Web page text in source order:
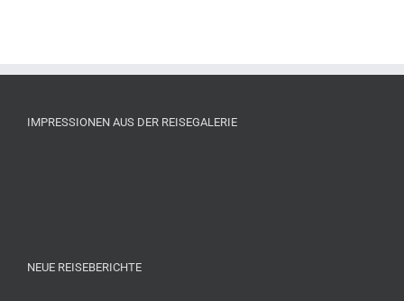
IMPRESSIONEN AUS DER REISEGALERIE
NEUE REISEBERICHTE